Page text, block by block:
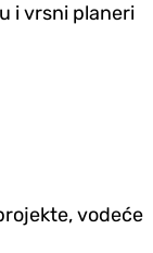
i vrsni planeri
vodeće